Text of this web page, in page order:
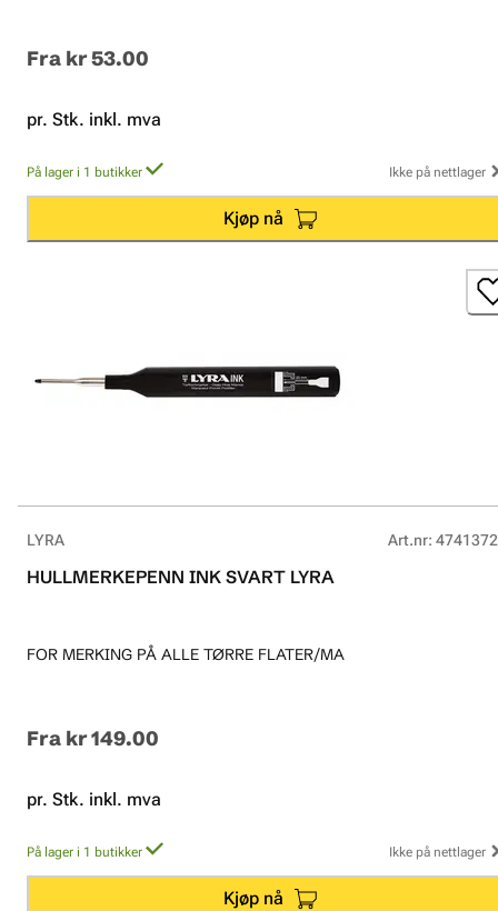
Fra kr 53.00
pr. Stk. inkl. mva
På lager i 1 butikker Ikke på nettlager
Kjøp nå
LYRA Art.nr:
HULLMERKEPENN INK SVART LYRA
FOR MERKING PÅ ALLE TØRRE FLATER/MA
Fra kr 149.00
pr. Stk. inkl. mva
På lager i 1 butikker Ikke på nettlager
Kjøp nå